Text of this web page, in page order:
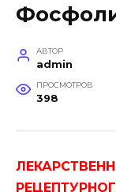
АВТОР
admin
ПРОСМОТРОВ
398